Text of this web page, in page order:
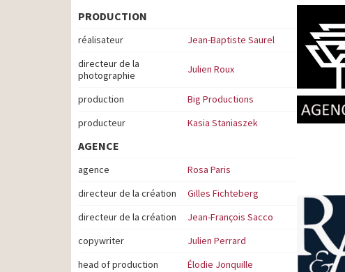
PRODUCTION
réalisateur
Jean-Baptiste Saurel
directeur de la
photographie
Julien Roux
production
Big Productions
producteur
Kasia Staniaszek
AGENCE
agence
Rosa Paris
directeur de la création
Gilles Fichteberg
directeur de la création
Jean-François Sacco
copywriter
Julien Perrard
head of production
Élodie Jonquille